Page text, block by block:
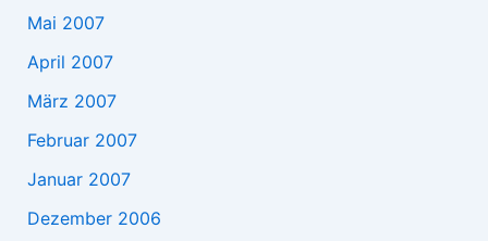
Mai 2007
April 2007
März 2007
Februar 2007
Januar 2007
Dezember 2006